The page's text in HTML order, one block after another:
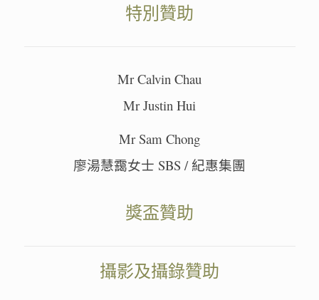
特別贊助
Mr Calvin Chau
Mr Justin Hui
Mr Sam Chong
廖湯慧靄女士 SBS / 紀惠集團
獎盃贊助
攝影及攝錄贊助